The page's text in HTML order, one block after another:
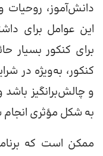
دانش‌آموز، روحیات
این عوامل برای
برای کنکور بسیار
کنکور، به‌ویژه در
و چالش‌برانگیز باشد
به شکل مؤثری
ممکن است که